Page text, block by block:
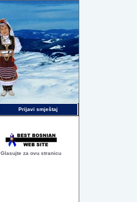
Prijavi smještaj
Glasujte za ovu stranicu